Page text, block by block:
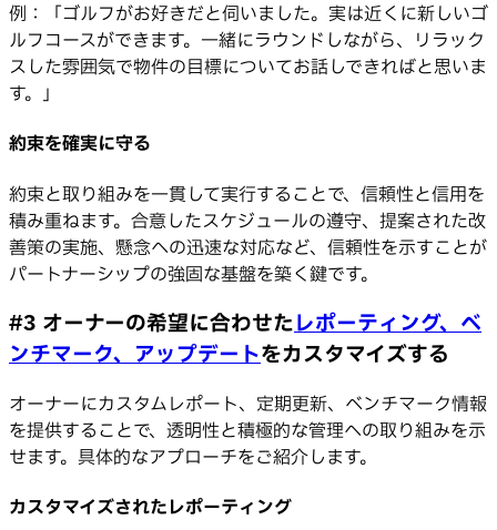
例：「ゴルフがお好きだと伺いました。実は近くに新しいゴ
ルフコースができます。一緒にラウンドしながら、リラック
スした雰囲気で物件の目標についてお話しできればと思いま
す。」
約束を確実に守る
約束と取り組みを一貫して実行することで、信頼性と信用を
積み重ねます。合意したスケジュールの遵守、提案された改
善策の実施、懸念への迅速な対応など、信頼性を示すことが
パートナーシップの強固な基盤を築く鍵です。
#3 オーナーの希望に合わせたレポーティング、ベ
ンチマーク、アップデートをカスタマイズする
オーナーにカスタムレポート、定期更新、ベンチマーク情報
を提供することで、透明性と積極的な管理への取り組みを示
せます。具体的なアプローチをご紹介します。
カスタマイズされたレポーティング